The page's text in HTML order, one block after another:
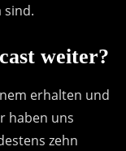
sind.
weiter?
erhalten und
haben uns
zehn